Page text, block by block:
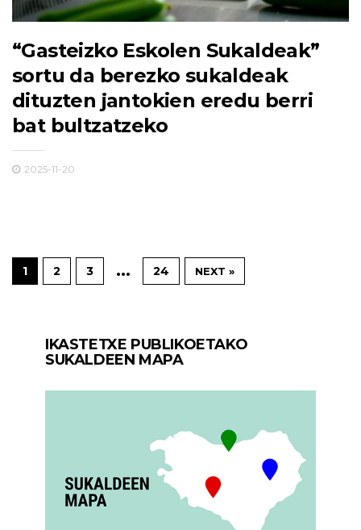
“Gasteizko Eskolen Sukaldeak”
sortu da berezko sukaldeak
dituzten jantokien eredu berri
bat bultzatzeko
2025-11-20
1 2 3 … 24 NEXT »
IKASTETXE PUBLIKOETAKO
SUKALDEEN MAPA